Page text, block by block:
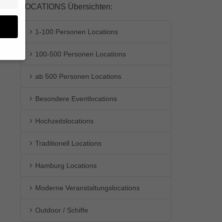
LOCATIONS Übersichten:
1-100 Personen Locations
100-500 Personen Locations
ab 500 Personen Locations
Besondere Eventlocations
Hochzeitslocations
Traditionell Locations
Hamburg Locations
Moderne Veranstaltungslocations
Outdoor / Schiffe